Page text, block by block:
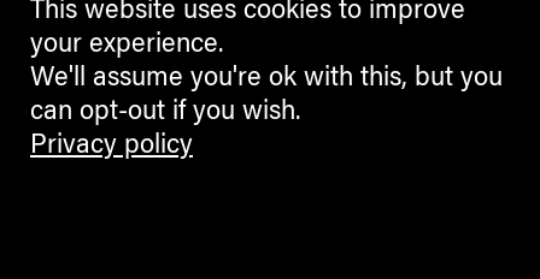
This website uses cookies to improve
your experience.
We'll assume you're ok with this, but you
can opt-out if you wish.
Privacy policy